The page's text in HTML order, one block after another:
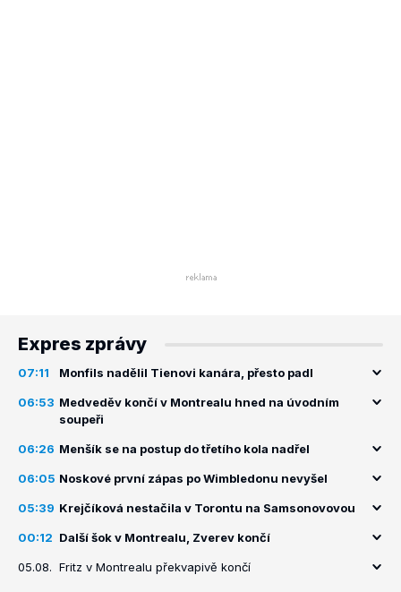
Expres zprávy
07:11 Monfils nadělil Tienovi kanára, přesto padl
06:53 Medveděv končí v Montrealu hned na úvodním
soupeři
06:26 Menšík se na postup do třetího kola nadřel
06:05 Noskové první zápas po Wimbledonu nevyšel
05:39 Krejčíková nestačila v Torontu na Samsonovovou
00:12 Další šok v Montrealu, Zverev končí
05.08. Fritz v Montrealu překvapivě končí